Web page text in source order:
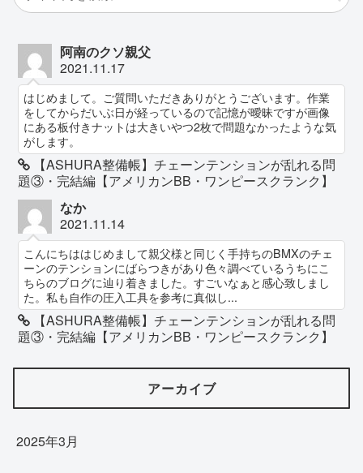
阿南のクソ親父
2021.11.17
はじめまして。ご質問いただきありがとうございます。作業
をしてからだいぶ日が経っているので記憶が曖昧ですが画像
にある板付きナットは大きいやつ2枚で問題なかったような気
がします。
【ASHURA整備帳】チェーンテンションが乱れる問
題③・完結編【アメリカンBB・ワンピースクランク】
なか
2021.11.14
こんにちははじめまして親父様と同じく手持ちのBMXのチェ
ーンのテンションにばらつきがあり色々調べているうちにこ
ちらのブログに辿り着きました。すごいなぁと感心致しまし
た。私も自作の圧入工具を参考に真似し...
【ASHURA整備帳】チェーンテンションが乱れる問
題③・完結編【アメリカンBB・ワンピースクランク】
アーカイブ
2025年3月